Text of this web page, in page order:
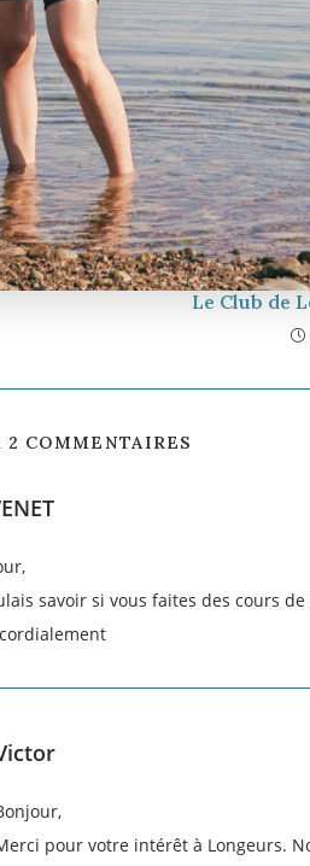
de
Le Club de
COMMENTAIRES
savoir si vous faites des cours de
pour votre intérêt à Longeurs.